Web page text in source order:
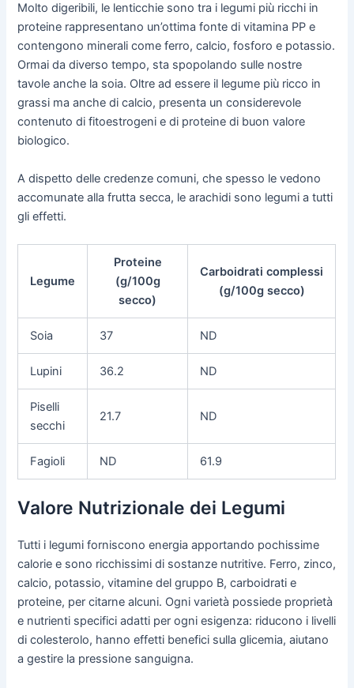
Molto digeribili, le lenticchie sono tra i legumi più ricchi in
proteine rappresentano un’ottima fonte di vitamina PP e
contengono minerali come ferro, calcio, fosforo e potassio.
Ormai da diverso tempo, sta spopolando sulle nostre
tavole anche la soia. Oltre ad essere il legume più ricco in
grassi ma anche di calcio, presenta un considerevole
contenuto di fitoestrogeni e di proteine di buon valore
biologico.
A dispetto delle credenze comuni, che spesso le vedono
accomunate alla frutta secca, le arachidi sono legumi a tutti
gli effetti.
Legume
Proteine
(g/100g
secco)
Carboidrati complessi
(g/100g secco)
Soia 37 ND
Lupini 36.2 ND
Piselli
secchi
21.7 ND
Fagioli ND 61.9
Valore Nutrizionale dei Legumi
Tutti i legumi forniscono energia apportando pochissime
calorie e sono ricchissimi di sostanze nutritive. Ferro, zinco,
calcio, potassio, vitamine del gruppo B, carboidrati e
proteine, per citarne alcuni. Ogni varietà possiede proprietà
e nutrienti specifici adatti per ogni esigenza: riducono i livelli
di colesterolo, hanno effetti benefici sulla glicemia, aiutano
a gestire la pressione sanguigna.